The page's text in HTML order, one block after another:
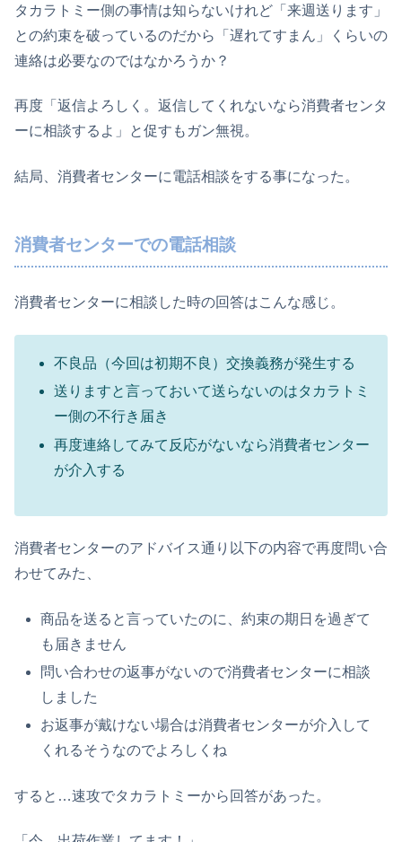
タカラトミー側の事情は知らないけれど「来週送ります」
との約束を破っているのだから「遅れてすまん」くらいの
連絡は必要なのではなかろうか？
再度「返信よろしく。返信してくれないなら消費者センタ
ーに相談するよ」と促すもガン無視。
結局、消費者センターに電話相談をする事になった。
消費者センターでの電話相談
消費者センターに相談した時の回答はこんな感じ。
不良品（今回は初期不良）交換義務が発生する
送りますと言っておいて送らないのはタカラトミ
ー側の不行き届き
再度連絡してみて反応がないなら消費者センター
が介入する
消費者センターのアドバイス通り以下の内容で再度問い合
わせてみた、
商品を送ると言っていたのに、約束の期日を過ぎて
も届きません
問い合わせの返事がないので消費者センターに相談
しました
お返事が戴けない場合は消費者センターが介入して
くれるそうなのでよろしくね
すると…速攻でタカラトミーから回答があった。